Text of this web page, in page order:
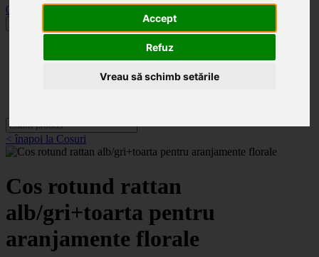
Accept
Refuz
Vreau să schimb setările
0
Categorii
< înapoi la Cosuri
Cos rotund rattan
alb/gri+toarta pentru
aranjamente florale